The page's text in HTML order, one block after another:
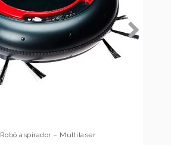
Robô aspirador – Multilaser